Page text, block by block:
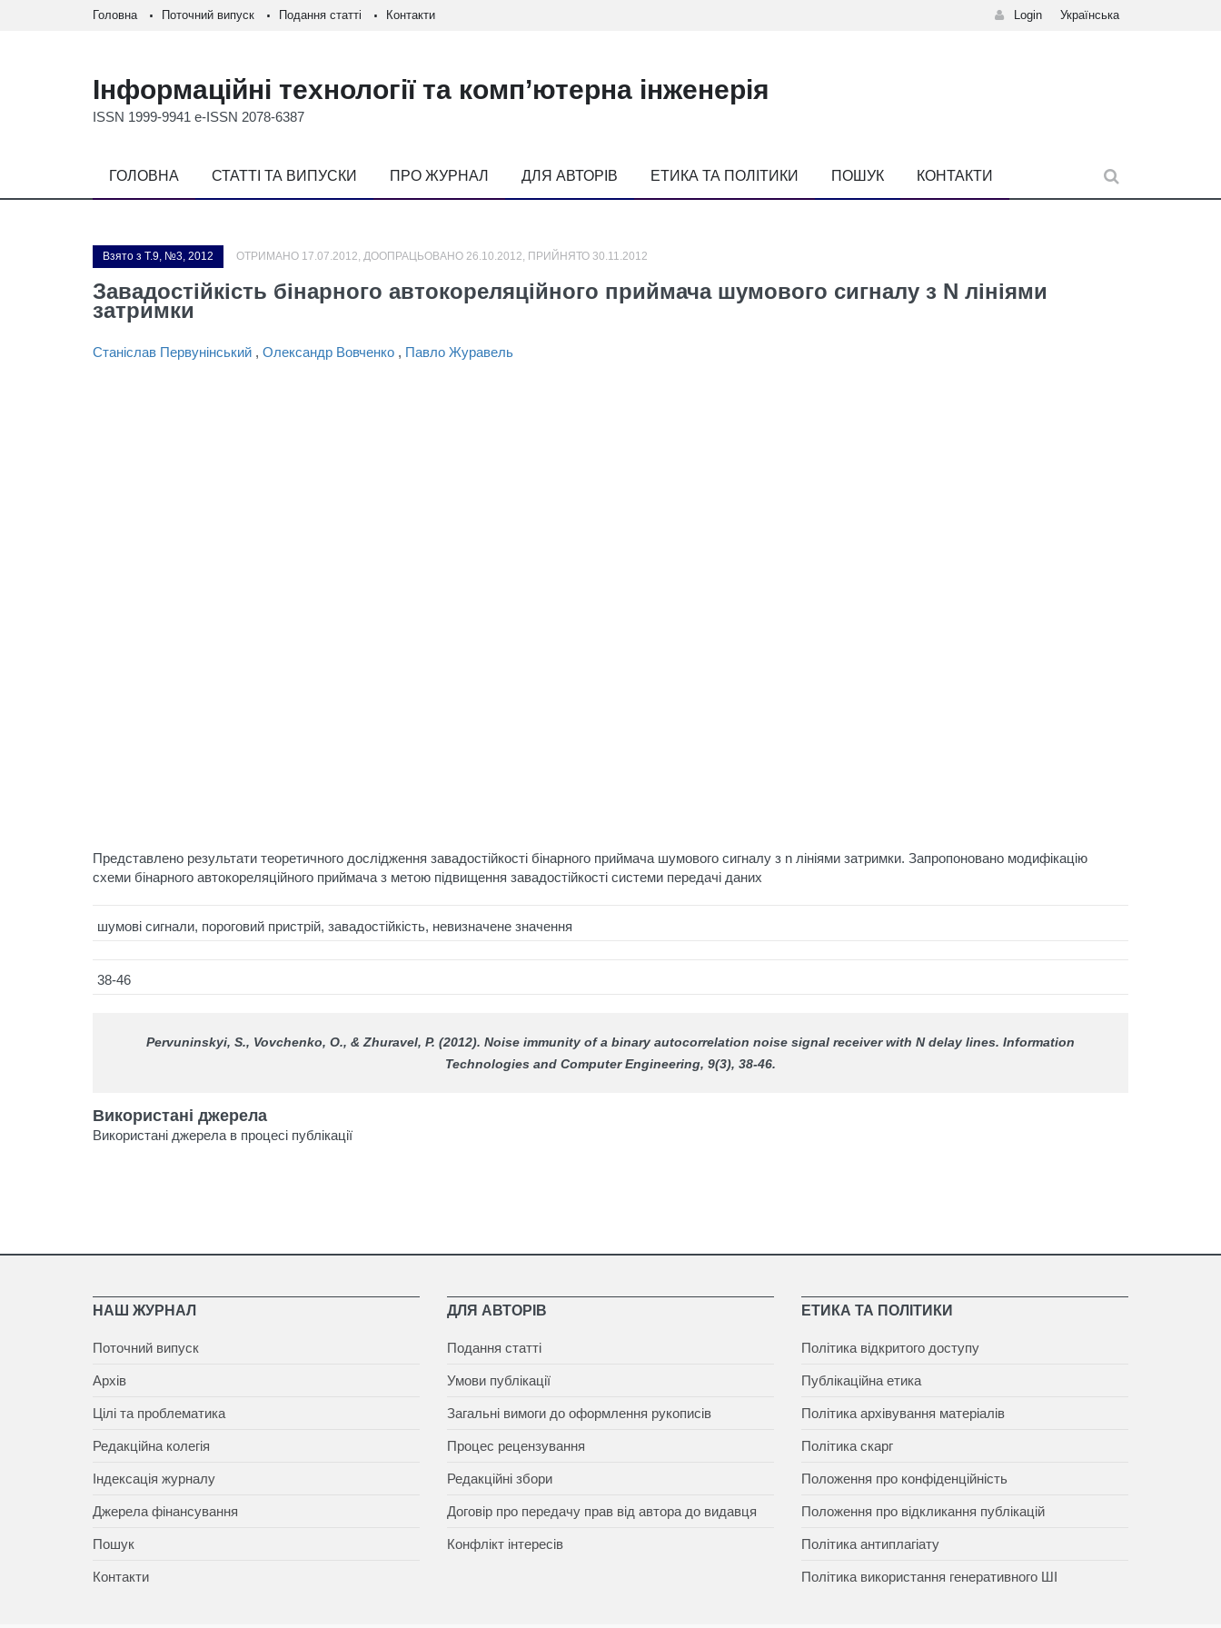
Головна Поточний випуск Подання статті Контакти Login Українська
Інформаційні технології та комп’ютерна інженерія
ISSN 1999-9941 e-ISSN 2078-6387
ГОЛОВНА СТАТТІ ТА ВИПУСКИ ПРО ЖУРНАЛ ДЛЯ АВТОРІВ ЕТИКА ТА ПОЛІТИКИ ПОШУК КОНТАКТИ
Взято з Т.9, №3, 2012 ОТРИМАНО 17.07.2012, ДООПРАЦЬОВАНО 26.10.2012, ПРИЙНЯТО 30.11.2012
Завадостійкість бінарного автокореляційного приймача шумового сигналу з N лініями
затримки
Станіслав Первунінський , Олександр Вовченко , Павло Журавель
Представлено результати теоретичного дослідження завадостійкості бінарного приймача шумового сигналу з n лініями затримки. Запропоновано модифікацію
схеми бінарного автокореляційного приймача з метою підвищення завадостійкості системи передачі даних
шумові сигнали, пороговий пристрій, завадостійкість, невизначене значення
38-46
Pervuninskyi, S., Vovchenko, O., & Zhuravel, P. (2012). Noise immunity of a binary autocorrelation noise signal receiver with N delay lines. Information
Technologies and Computer Engineering, 9(3), 38-46.
Використані джерела
Використані джерела в процесі публікації
НАШ ЖУРНАЛ
Поточний випуск
Архів
Цілі та проблематика
Редакційна колегія
Індексація журналу
Джерела фінансування
Пошук
Контакти
ДЛЯ АВТОРІВ
Подання статті
Умови публікації
Загальні вимоги до оформлення рукописів
Процес рецензування
Редакційні збори
Договір про передачу прав від автора до видавця
Конфлікт інтересів
ЕТИКА ТА ПОЛІТИКИ
Політика відкритого доступу
Публікаційна етика
Політика архівування матеріалів
Політика скарг
Положення про конфіденційність
Положення про відкликання публікацій
Політика антиплагіату
Політика використання генеративного ШІ